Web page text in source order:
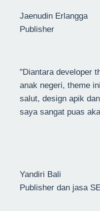
Jaenudin Erlangga
Publisher
"Diantara developer
anak negeri, theme
salut, design apik
saya sangat puas
Yandiri Bali
Publisher dan jasa